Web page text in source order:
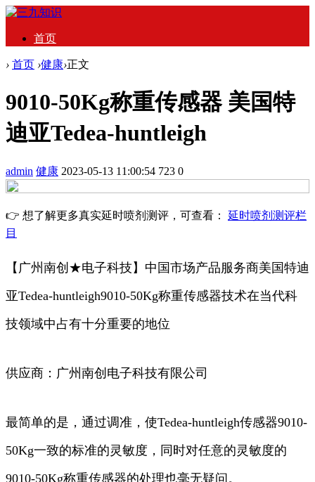
首页
› 首页 ›健康›正文
9010-50Kg称重传感器 美国特
迪亚Tedea-huntleigh
admin 健康 2023-05-13 11:00:54 723 0
👉 想了解更多真实延时喷剂测评，可查看： 延时喷剂测评栏
目
【广州南创★电子科技】中国市场产品服务商美国特迪
亚Tedea-huntleigh9010-50Kg称重传感器技术在当代科
技领域中占有十分重要的地位
供应商：广州南创电子科技有限公司
最简单的是，通过调准，使Tedea-huntleigh传感器9010-
50Kg一致的标准的灵敏度，同时对任意的灵敏度的
9010-50Kg称重传感器的处理也毫无疑问。